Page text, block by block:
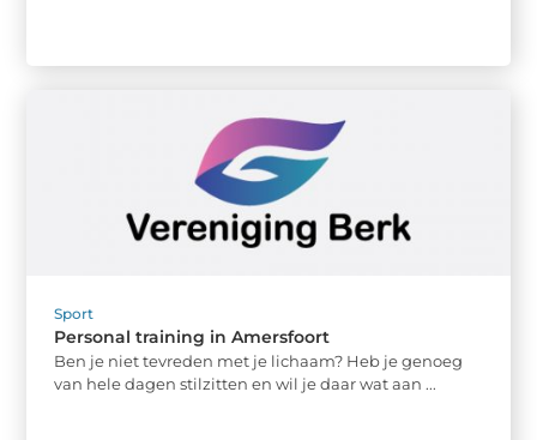
Sport
Personal training in Amersfoort
Ben je niet tevreden met je lichaam? Heb je genoeg
van hele dagen stilzitten en wil je daar wat aan ...